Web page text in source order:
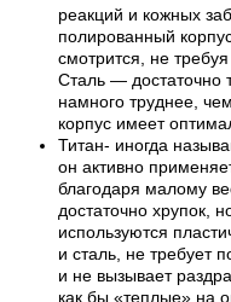
реакций и кожных
полированный
смотрится, не
Сталь — достаточно
намного труднее,
корпус имеет
Титан- иногда
он активно
благодаря малому
достаточно хрупок,
используются
и сталь, не требует
и не вызывает
как бы «теплые» на